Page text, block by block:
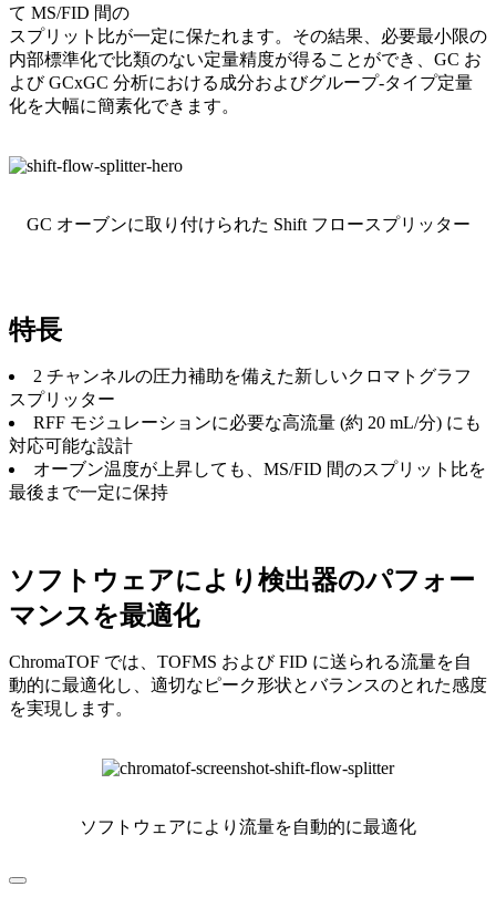
て MS/FID 間の
スプリット比が一定に保たれます。その結果、必要最小限の
内部標準化で比類のない定量精度が得ることができ、GC お
よび GCxGC 分析における成分およびグループ-タイプ定量
化を大幅に簡素化できます。
GC オーブンに取り付けられた Shift フロースプリッター
特長
2 チャンネルの圧力補助を備えた新しいクロマトグラフ
スプリッター
RFF モジュレーションに必要な高流量 (約 20 mL/分) にも
対応可能な設計
オーブン温度が上昇しても、MS/FID 間のスプリット比を
最後まで一定に保持
ソフトウェアにより検出器のパフォー
マンスを最適化
ChromaTOF では、TOFMS および FID に送られる流量を自
動的に最適化し、適切なピーク形状とバランスのとれた感度
を実現します。
ソフトウェアにより流量を自動的に最適化